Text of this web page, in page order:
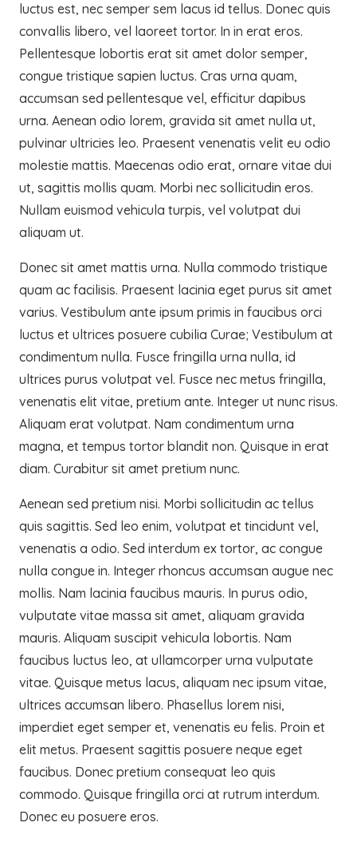
luctus est, nec semper sem lacus id tellus. Donec quis
convallis libero, vel laoreet tortor. In in erat eros.
Pellentesque lobortis erat sit amet dolor semper,
congue tristique sapien luctus. Cras urna quam,
accumsan sed pellentesque vel, efficitur dapibus
urna. Aenean odio lorem, gravida sit amet nulla ut,
pulvinar ultricies leo. Praesent venenatis velit eu odio
molestie mattis. Maecenas odio erat, ornare vitae dui
ut, sagittis mollis quam. Morbi nec sollicitudin eros.
Nullam euismod vehicula turpis, vel volutpat dui
aliquam ut.
Donec sit amet mattis urna. Nulla commodo tristique
quam ac facilisis. Praesent lacinia eget purus sit amet
varius. Vestibulum ante ipsum primis in faucibus orci
luctus et ultrices posuere cubilia Curae; Vestibulum at
condimentum nulla. Fusce fringilla urna nulla, id
ultrices purus volutpat vel. Fusce nec metus fringilla,
venenatis elit vitae, pretium ante. Integer ut nunc risus.
Aliquam erat volutpat. Nam condimentum urna
magna, et tempus tortor blandit non. Quisque in erat
diam. Curabitur sit amet pretium nunc.
Aenean sed pretium nisi. Morbi sollicitudin ac tellus
quis sagittis. Sed leo enim, volutpat et tincidunt vel,
venenatis a odio. Sed interdum ex tortor, ac congue
nulla congue in. Integer rhoncus accumsan augue nec
mollis. Nam lacinia faucibus mauris. In purus odio,
vulputate vitae massa sit amet, aliquam gravida
mauris. Aliquam suscipit vehicula lobortis. Nam
faucibus luctus leo, at ullamcorper urna vulputate
vitae. Quisque metus lacus, aliquam nec ipsum vitae,
ultrices accumsan libero. Phasellus lorem nisi,
imperdiet eget semper et, venenatis eu felis. Proin et
elit metus. Praesent sagittis posuere neque eget
faucibus. Donec pretium consequat leo quis
commodo. Quisque fringilla orci at rutrum interdum.
Donec eu posuere eros.